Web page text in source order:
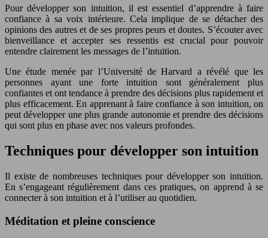
Pour développer son intuition, il est essentiel d’apprendre à faire
confiance à sa voix intérieure. Cela implique de se détacher des
opinions des autres et de ses propres peurs et doutes. S’écouter avec
bienveillance et accepter ses ressentis est crucial pour pouvoir
entendre clairement les messages de l’intuition.
Une étude menée par l’Université de Harvard a révélé que les
personnes ayant une forte intuition sont généralement plus
confiantes et ont tendance à prendre des décisions plus rapidement et
plus efficacement. En apprenant à faire confiance à son intuition, on
peut développer une plus grande autonomie et prendre des décisions
qui sont plus en phase avec nos valeurs profondes.
Techniques pour développer son intuition
Il existe de nombreuses techniques pour développer son intuition.
En s’engageant régulièrement dans ces pratiques, on apprend à se
connecter à son intuition et à l’utiliser au quotidien.
Méditation et pleine conscience